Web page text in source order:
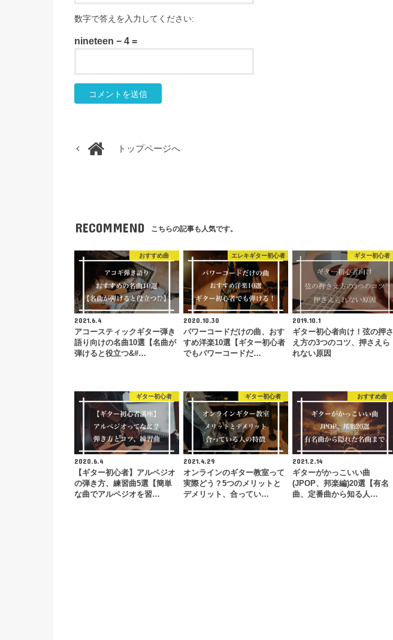
数字で答えを入力してください:
nineteen − 4 =
トップページへ
RECOMMEND こちらの記事も人気です。
おすすめ曲
2021.6.4
アコースティックギター弾き
語り向けの名曲10選【名曲が
弾けると役立つ&#…
エレキギター初心者
2020.10.30
パワーコードだけの曲、おす
すめ洋楽10選【ギター初心者
でもパワーコードだ…
ギター初心者
2019.10.1
ギター初心者向け！弦の押さ
え方の3つのコツ、押さえら
れない原因
ギター初心者
2020.6.4
【ギター初心者】アルペジオ
の弾き方、練習曲5選【簡単
な曲でアルペジオを習…
ギター初心者
2021.4.29
オンラインのギター教室って
実際どう？5つのメリットと
デメリット、合ってい…
おすすめ曲
2021.2.14
ギターがかっこいい曲
(JPOP、邦楽編)20選【有名
曲、定番曲から知る人…